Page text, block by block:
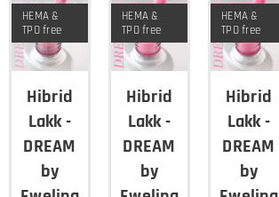
Hibrid
Lakk -
DREAM
by
HEMA &
TPO free
Hibrid
Lakk -
DREAM
by
HEMA &
TPO free
Hibrid
Lakk -
DREAM
by
HEMA &
TPO free